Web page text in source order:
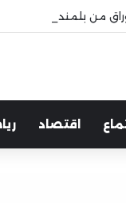
من بلمند سوق
اقتصاد